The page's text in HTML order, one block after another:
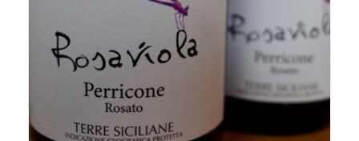
Winkelmand 0
Mijn Account